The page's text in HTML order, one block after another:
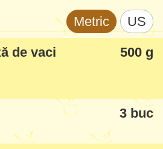
înlocuitorul aluatului
- este pufos și moale,
să încercați rețeta
Metric US
de vaci
500 g
3 buc